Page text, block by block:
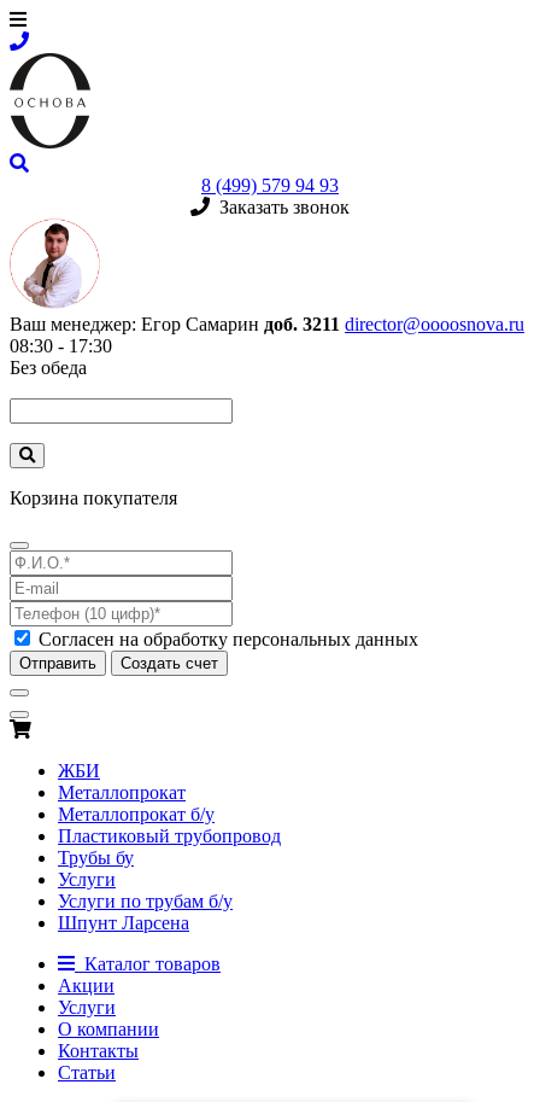
8 (499) 579 94 93
Заказать звонок
Ваш менеджер: Егор Самарин доб. 3211 director@oooosnova.ru
08:30 - 17:30
Без обеда
Корзина покупателя
Согласен на обработку персональных данных
Отправить Создать счет
ЖБИ
Металлопрокат
Металлопрокат б/у
Пластиковый трубопровод
Трубы бу
Услуги
Услуги по трубам б/у
Шпунт Ларсена
Каталог товаров
Акции
Услуги
О компании
Контакты
Статьи